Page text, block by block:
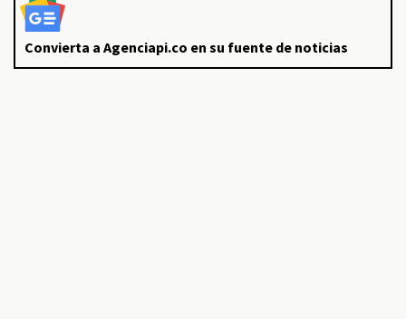
Convierta a Agenciapi.co en su fuente de noticias